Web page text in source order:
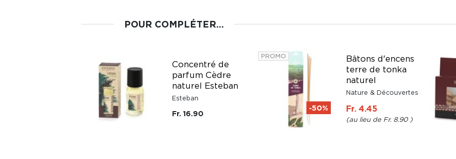
POUR COMPLÉTER...
Concentré de
parfum Cèdre
naturel Esteban
Esteban
Fr. 16.90
PROMO
Bâtons d'encens
terre de tonka
naturel
Nature & Découvertes
Fr. 4.45
Fr. 8.90
-50%